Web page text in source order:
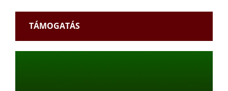
TÁMOGATÁS